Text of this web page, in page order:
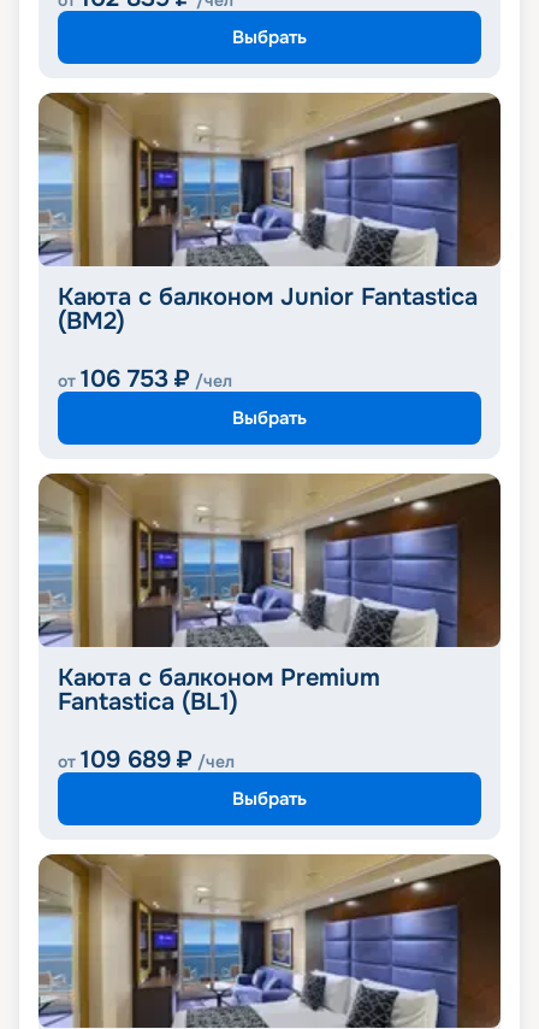
Выбрать
Каюта с балконом Junior Fantastica
(BM2)
от 106 753 ₽ /чел
Выбрать
Каюта с балконом Premium
Fantastica (BL1)
от 109 689 ₽ /чел
Выбрать